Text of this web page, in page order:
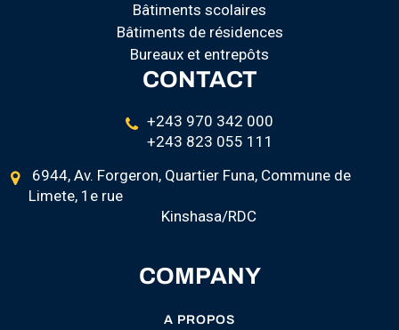
Bâtiments scolaires
Bâtiments de résidences
Bureaux et entrepôts
CONTACT
+243 970 342 000
+243 823 055 111
6944, Av. Forgeron, Quartier Funa, Commune de
Limete, 1e rue
Kinshasa/RDC
COMPANY
A PROPOS